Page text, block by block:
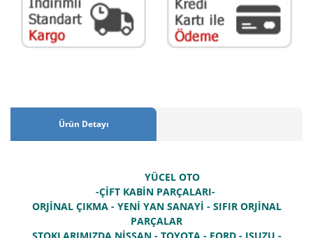
Ürün Detayı
YÜCEL OTO
-ÇİFT KABİN PARÇALARI-
ORJİNAL ÇIKMA - YENİ YAN SANAYİ - SIFIR ORJİNAL
PARÇALAR